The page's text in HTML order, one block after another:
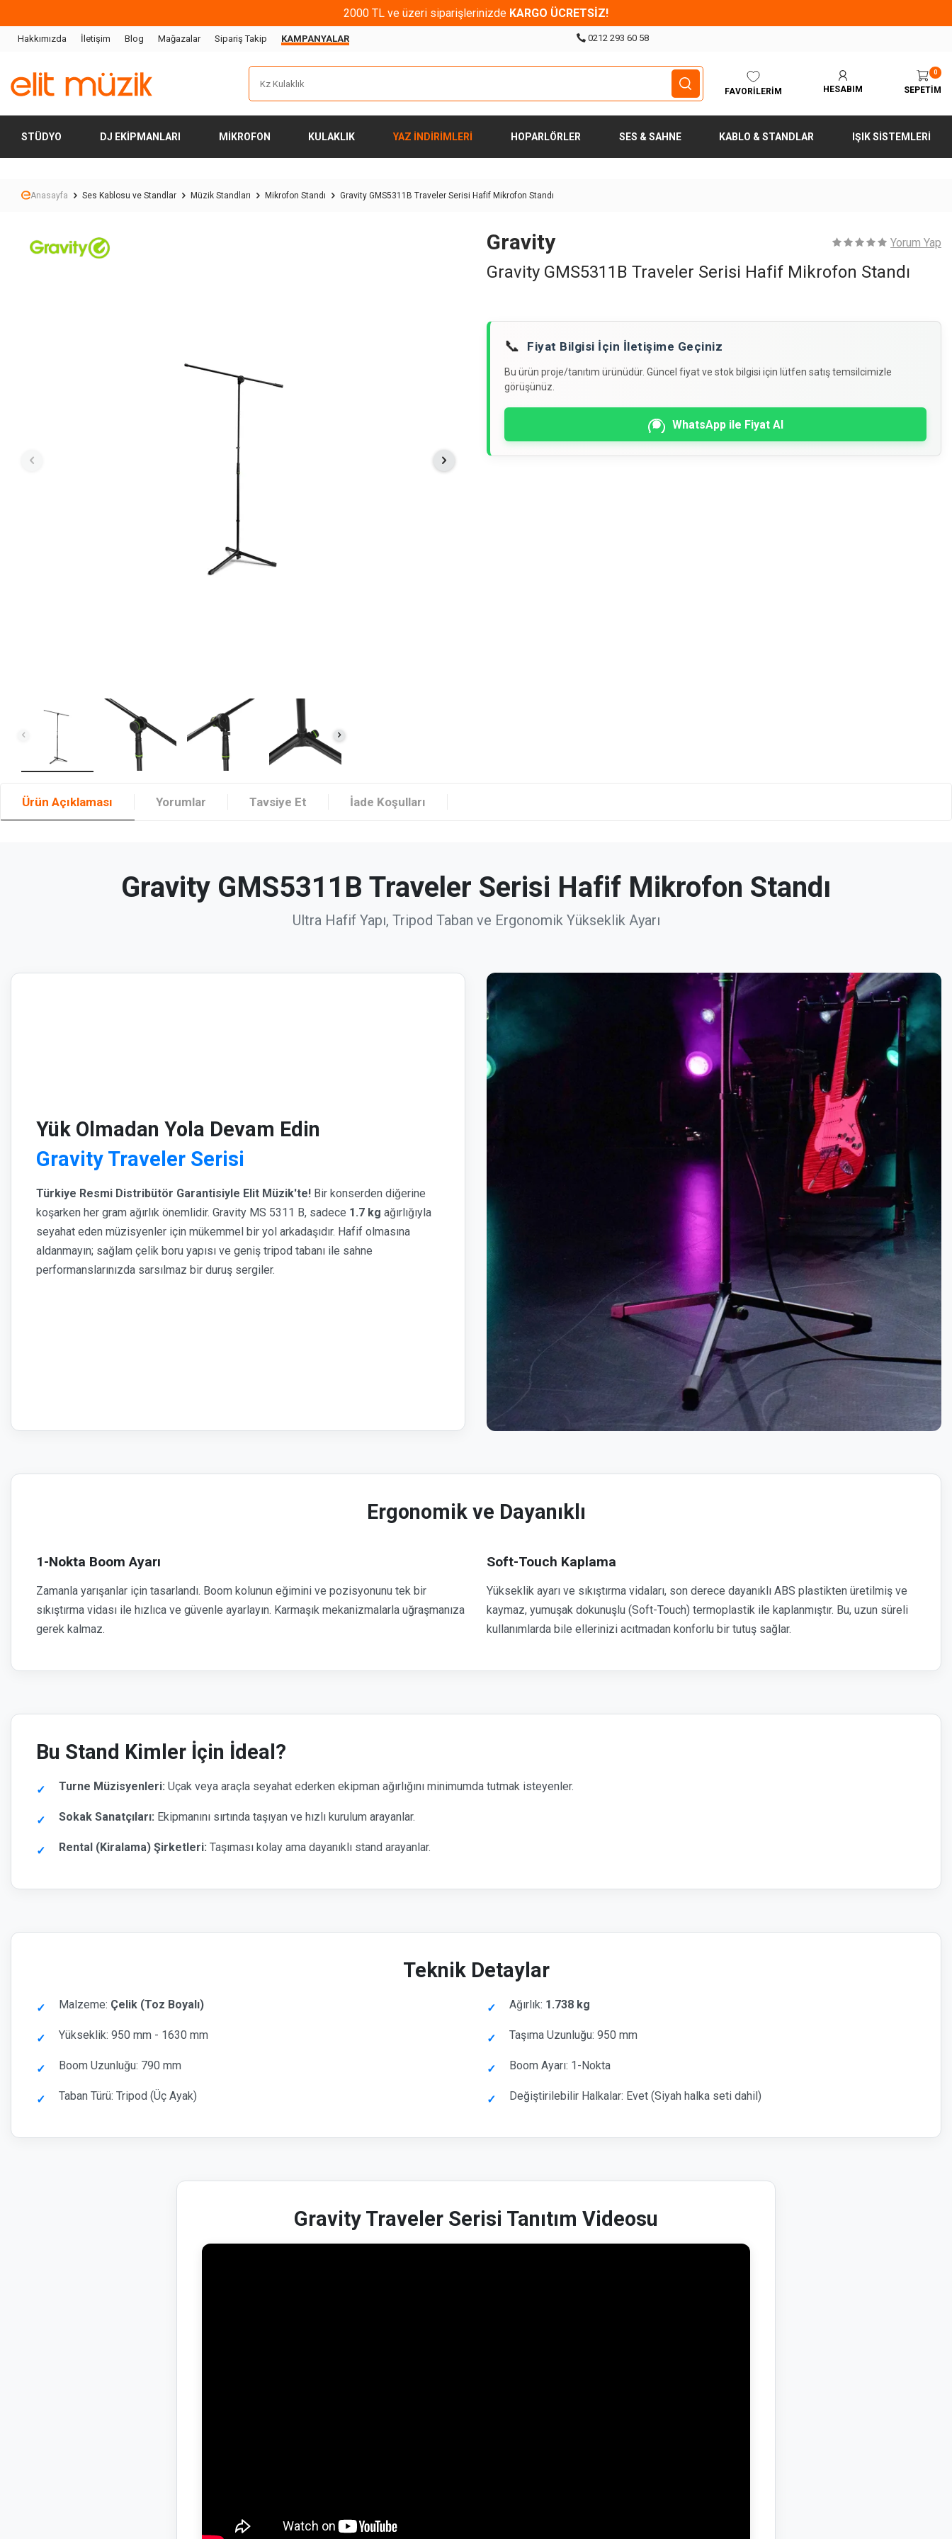
2000 TL ve üzeri siparişlerinizde KARGO ÜCRETSİZ!
Hakkımızda İletişim Blog Mağazalar Sipariş Takip KAMPANYALAR 0212 293 60 58
FAVORILERIM HESABIM
0
SEPETIM
STÜDYO DJ EKIPMANLARI MIKROFON KULAKLIK YAZ İNDİRİMLERİ HOPARLÖRLER SES & SAHNE KABLO & STANDLAR IŞIK SISTEMLERI
Anasayfa Ses Kablosu ve Standlar Müzik Standları Mikrofon Standı Gravity GMS5311B Traveler Serisi Hafif Mikrofon Standı
Gravity Yorum Yap
Gravity GMS5311B Traveler Serisi Hafif Mikrofon Standı
📞 Fiyat Bilgisi İçin İletişime Geçiniz
Bu ürün proje/tanıtım ürünüdür. Güncel fiyat ve stok bilgisi için lütfen satış temsilcimizle
görüşünüz.
WhatsApp ile Fiyat Al
Ürün Açıklaması Yorumlar Tavsiye Et İade Koşulları
Gravity GMS5311B Traveler Serisi Hafif Mikrofon Standı
Ultra Hafif Yapı, Tripod Taban ve Ergonomik Yükseklik Ayarı
Yük Olmadan Yola Devam Edin
Gravity Traveler Serisi
Türkiye Resmi Distribütör Garantisiyle Elit Müzik'te! Bir konserden diğerine
koşarken her gram ağırlık önemlidir. Gravity MS 5311 B, sadece 1.7 kg ağırlığıyla
seyahat eden müzisyenler için mükemmel bir yol arkadaşıdır. Hafif olmasına
aldanmayın; sağlam çelik boru yapısı ve geniş tripod tabanı ile sahne
performanslarınızda sarsılmaz bir duruş sergiler.
Ergonomik ve Dayanıklı
1-Nokta Boom Ayarı
Zamanla yarışanlar için tasarlandı. Boom kolunun eğimini ve pozisyonunu tek bir
sıkıştırma vidası ile hızlıca ve güvenle ayarlayın. Karmaşık mekanizmalarla uğraşmanıza
gerek kalmaz.
Soft-Touch Kaplama
Yükseklik ayarı ve sıkıştırma vidaları, son derece dayanıklı ABS plastikten üretilmiş ve
kaymaz, yumuşak dokunuşlu (Soft-Touch) termoplastik ile kaplanmıştır. Bu, uzun süreli
kullanımlarda bile ellerinizi acıtmadan konforlu bir tutuş sağlar.
Bu Stand Kimler İçin İdeal?
Turne Müzisyenleri: Uçak veya araçla seyahat ederken ekipman ağırlığını minimumda tutmak isteyenler.
Sokak Sanatçıları: Ekipmanını sırtında taşıyan ve hızlı kurulum arayanlar.
Rental (Kiralama) Şirketleri: Taşıması kolay ama dayanıklı stand arayanlar.
Teknik Detaylar
Malzeme: Çelik (Toz Boyalı)
Yükseklik: 950 mm - 1630 mm
Boom Uzunluğu: 790 mm
Taban Türü: Tripod (Üç Ayak)
Ağırlık: 1.738 kg
Taşıma Uzunluğu: 950 mm
Boom Ayarı: 1-Nokta
Değiştirilebilir Halkalar: Evet (Siyah halka seti dahil)
Gravity Traveler Serisi Tanıtım Videosu